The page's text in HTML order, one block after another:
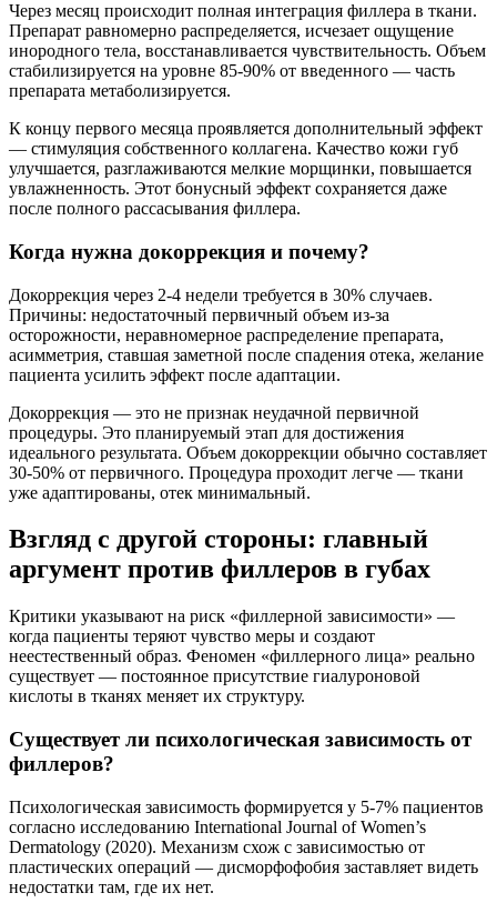
Через месяц происходит полная интеграция филлера в ткани.
Препарат равномерно распределяется, исчезает ощущение
инородного тела, восстанавливается чувствительность. Объем
стабилизируется на уровне 85-90% от введенного — часть
препарата метаболизируется.
К концу первого месяца проявляется дополнительный эффект
— стимуляция собственного коллагена. Качество кожи губ
улучшается, разглаживаются мелкие морщинки, повышается
увлажненность. Этот бонусный эффект сохраняется даже
после полного рассасывания филлера.
Когда нужна докоррекция и почему?
Докоррекция через 2-4 недели требуется в 30% случаев.
Причины: недостаточный первичный объем из-за
осторожности, неравномерное распределение препарата,
асимметрия, ставшая заметной после спадения отека, желание
пациента усилить эффект после адаптации.
Докоррекция — это не признак неудачной первичной
процедуры. Это планируемый этап для достижения
идеального результата. Объем докоррекции обычно составляет
30-50% от первичного. Процедура проходит легче — ткани
уже адаптированы, отек минимальный.
Взгляд с другой стороны: главный
аргумент против филлеров в губах
Критики указывают на риск «филлерной зависимости» —
когда пациенты теряют чувство меры и создают
неестественный образ. Феномен «филлерного лица» реально
существует — постоянное присутствие гиалуроновой
кислоты в тканях меняет их структуру.
Существует ли психологическая зависимость от
филлеров?
Психологическая зависимость формируется у 5-7% пациентов
согласно исследованию International Journal of Women’s
Dermatology (2020). Механизм схож с зависимостью от
пластических операций — дисморфофобия заставляет видеть
недостатки там, где их нет.